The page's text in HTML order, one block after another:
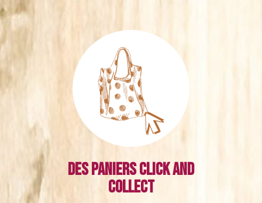
Des paniers click and
collect